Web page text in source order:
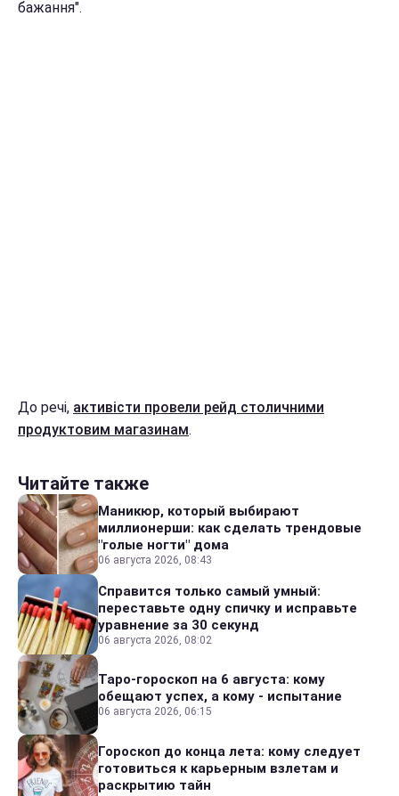
бажання".
До речі, активісти провели рейд столичними
продуктовим магазинам.
Читайте также
Маникюр, который выбирают
миллионерши: как сделать трендовые
"голые ногти" дома
06 августа 2026, 08:43
Справится только самый умный:
переставьте одну спичку и исправьте
уравнение за 30 секунд
06 августа 2026, 08:02
Таро-гороскоп на 6 августа: кому
обещают успех, а кому - испытание
06 августа 2026, 06:15
Гороскоп до конца лета: кому следует
готовиться к карьерным взлетам и
раскрытию тайн